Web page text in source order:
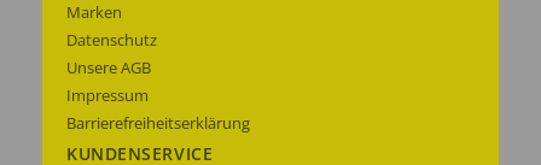
Marken
Datenschutz
Unsere AGB
Impressum
Barrierefreiheitserklärung
KUNDENSERVICE